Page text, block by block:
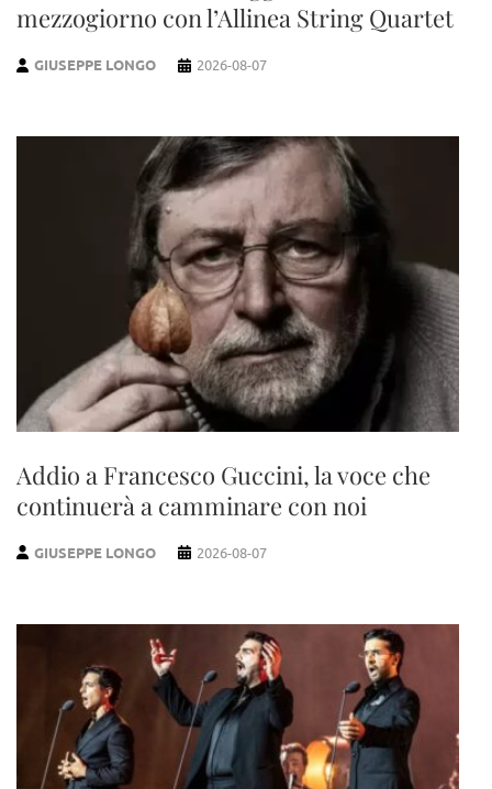
mezzogiorno con l’Allinea String Quartet
GIUSEPPE LONGO 2026-08-07
Addio a Francesco Guccini, la voce che
continuerà a camminare con noi
GIUSEPPE LONGO 2026-08-07